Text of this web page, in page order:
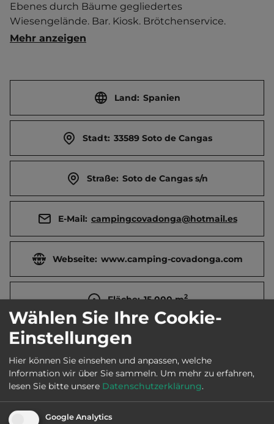
Ebenes durch Bäume gegliedertes
Wiesengelände. Bar. Kiosk. Brötchenservice.
Wanderewege in der Umgebung.   Ortszentrum
Mehr anzeigen
Land: Spanien
Stadt: 33589 Soto de Cangas
Straße: Soto de Cangas s/n
E-Mail: campingcovadonga@hotmail.es
Webseite: www.camping-covadonga.com
Fläche: 15.000m2
Öffnungszeiten:
Telefon: 0034 985 940097
Wählen Sie Ihre Cookie-
Einstellungen
Hier können Sie einsehen und anpassen, welche
Information wir über Sie sammeln. Um mehr zu erfahren,
lesen Sie bitte unsere Datenschutzerklärung.
Google Analytics